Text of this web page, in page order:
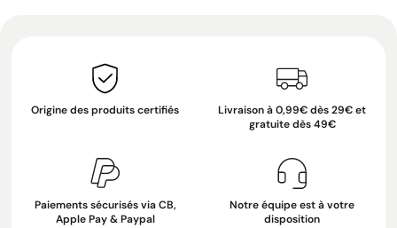
Origine des produits certifiés
Livraison à 0,99€ dès 29€ et
gratuite dès 49€
Paiements sécurisés via CB,
Apple Pay & Paypal
Notre équipe est à votre
disposition